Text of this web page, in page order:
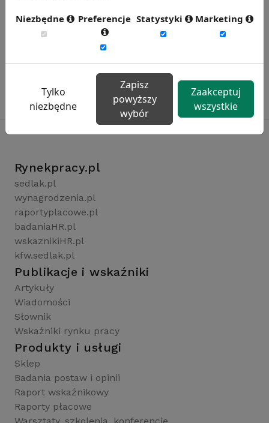
Rynekpracy.pl
sedlak.pl
wynagrodzenia.pl
raportyplacowe.pl
badaniaHR.pl
wskaznikiHR.pl
kfw.sedlak.pl
Publikacje i wskaźniki
Artykuły
Wiadomości
Słownik
Wskaźniki rynku pracy
Produkty i usługi
Sklep
Badania postaw i opinii
Raport wskaźnikowy
Raporty płacowe
Niezbędne Preferencje Statystyki Marketing
Tylko
niezbędne
Zapisz
powyższy
wybór
Zaakceptuj
wszystkie